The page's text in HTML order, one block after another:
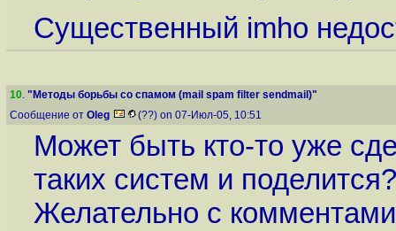
Существенный imho
10. "Методы борьбы со спамом (mail spam filter sendmail)"
Сообщение от Oleg (??) on 07-Июл-05, 10:51
Может быть кто-то уже
таких систем и
Желательно с